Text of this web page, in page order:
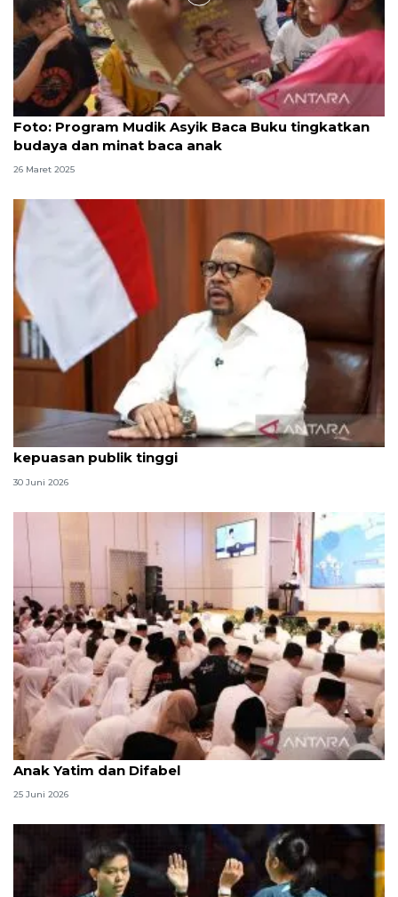
Foto
Foto: Program Mudik Asyik Baca Buku tingkatkan
budaya dan minat baca anak
26 Maret 2025
Qodari: Pemerintah tak puas diri meski tingkat
kepuasan publik tinggi
30 Juni 2026
Menag jadikan setiap 10 Muharam sebagai Lebaran
Anak Yatim dan Difabel
25 Juni 2026